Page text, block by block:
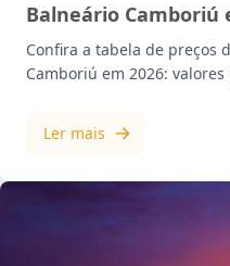
Balneário Camboriú
preços | Mazzotti
Confira a tabela de preços
Camboriú em 2026:
Ler mais